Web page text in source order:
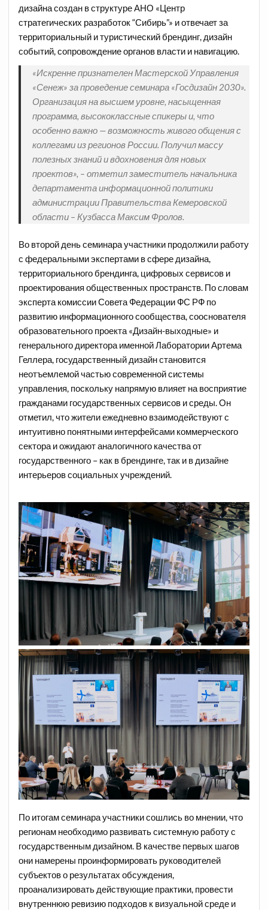
дизайна создан в структуре АНО «Центр
стратегических разработок “Сибирь”» и отвечает за
территориальный и туристический брендинг, дизайн
событий, сопровождение органов власти и навигацию.
«Искренне признателен Мастерской Управления
«Сенеж» за проведение семинара «Госдизайн 2030».
Организация на высшем уровне, насыщенная
программа, высококлассные спикеры и, что
особенно важно — возможность живого общения с
коллегами из регионов России. Получил массу
полезных знаний и вдохновения для новых
проектов», – отметил заместитель начальника
департамента информационной политики
администрации Правительства Кемеровской
области – Кузбасса Максим Фролов.
Во второй день семинара участники продолжили работу
с федеральными экспертами в сфере дизайна,
территориального брендинга, цифровых сервисов и
проектирования общественных пространств. По словам
эксперта комиссии Совета Федерации ФС РФ по
развитию информационного сообщества, сооснователя
образовательного проекта «Дизайн-выходные» и
генерального директора именной Лаборатории Артема
Геллера, государственный дизайн становится
неотъемлемой частью современной системы
управления, поскольку напрямую влияет на восприятие
гражданами государственных сервисов и среды. Он
отметил, что жители ежедневно взаимодействуют с
интуитивно понятными интерфейсами коммерческого
сектора и ожидают аналогичного качества от
государственного – как в брендинге, так и в дизайне
интерьеров социальных учреждений.
По итогам семинара участники сошлись во мнении, что
регионам необходимо развивать системную работу с
государственным дизайном. В качестве первых шагов
они намерены проинформировать руководителей
субъектов о результатах обсуждения,
проанализировать действующие практики, провести
внутреннюю ревизию подходов к визуальной среде и